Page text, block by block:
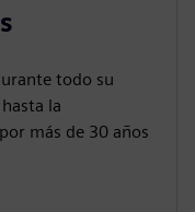
todo su
la
más de 30 años